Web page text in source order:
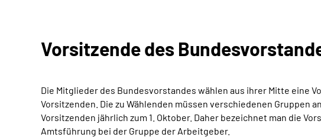
Vorsitzende des
Die Mitglieder des Bundesvorstandes wählen aus ihrer Mitte
Vorsitzenden. Die zu Wählenden müssen verschiedenen
Vorsitzenden jährlich zum 1. Oktober. Daher bezeichnet man die
Amtsführung bei der Gruppe der Arbeitgeber.